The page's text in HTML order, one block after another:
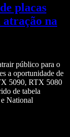
placas
na
público para o
a oportunidade de
5090, RTX 5080
de tabela
National